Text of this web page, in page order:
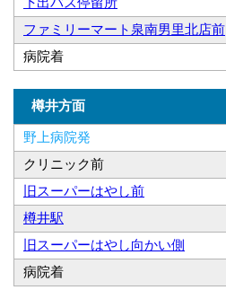
ファミリーマート泉南男里北店前
病院着
樽井方面
野上病院発
クリニック前
旧スーパーはやし前
樽井駅
旧スーパーはやし向かい側
病院着